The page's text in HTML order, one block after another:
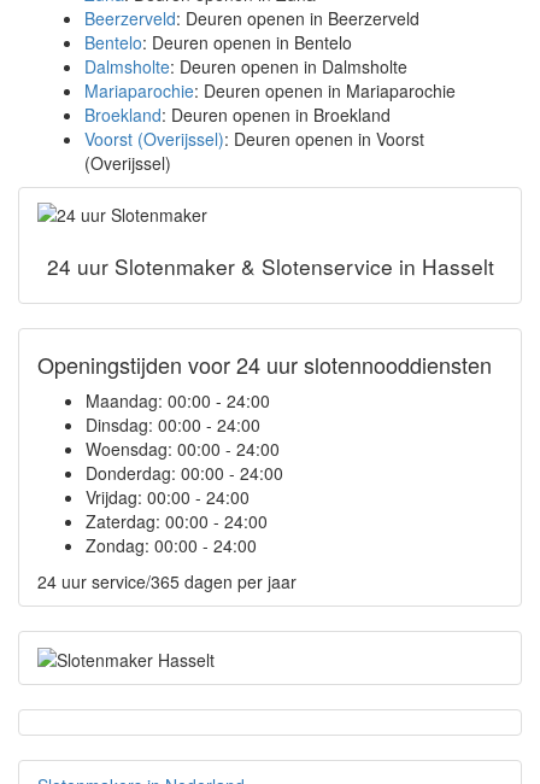
Beerzerveld: Deuren openen in Beerzerveld
Bentelo: Deuren openen in Bentelo
Dalmsholte: Deuren openen in Dalmsholte
Mariaparochie: Deuren openen in Mariaparochie
Broekland: Deuren openen in Broekland
Voorst (Overijssel): Deuren openen in Voorst
(Overijssel)
24 uur Slotenmaker & Slotenservice in Hasselt
Openingstijden voor 24 uur slotennooddiensten
Maandag: 00:00 - 24:00
Dinsdag: 00:00 - 24:00
Woensdag: 00:00 - 24:00
Donderdag: 00:00 - 24:00
Vrijdag: 00:00 - 24:00
Zaterdag: 00:00 - 24:00
Zondag: 00:00 - 24:00
24 uur service/365 dagen per jaar